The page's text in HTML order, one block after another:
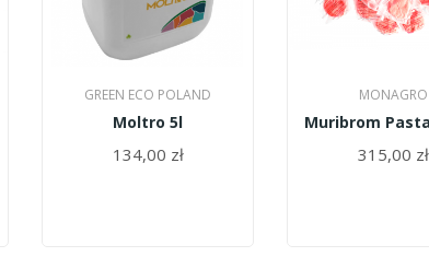
GREEN ECO POLAND
Moltro 5l
134,00 zł
MONAGRO
315,00 zł